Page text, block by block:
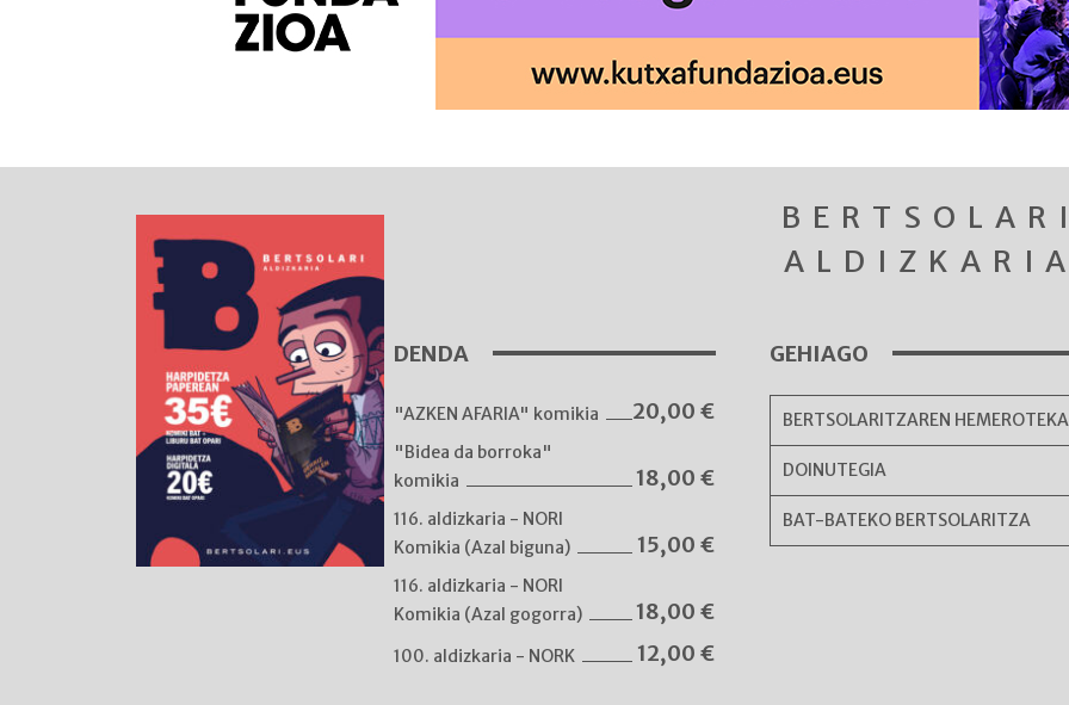
BERTSOLARI
ALDIZKARIA
DENDA
"AZKEN AFARIA" komikia 20,00 €
"Bidea da borroka"
komikia
18,00 €
116. aldizkaria - NORI
Komikia (Azal biguna)
15,00 €
116. aldizkaria - NORI
Komikia (Azal gogorra)
18,00 €
100. aldizkaria - NORK 12,00 €
GEHIAGO
BERTSOLARITZAREN HEMEROTEKA
DOINUTEGIA
BAT-BATEKO BERTSOLARITZA